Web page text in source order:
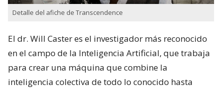
Detalle del afiche de Transcendence
El dr. Will Caster es el investigador más reconocido
en el campo de la Inteligencia Artificial, que trabaja
para crear una máquina que combine la
inteligencia colectiva de todo lo conocido hasta